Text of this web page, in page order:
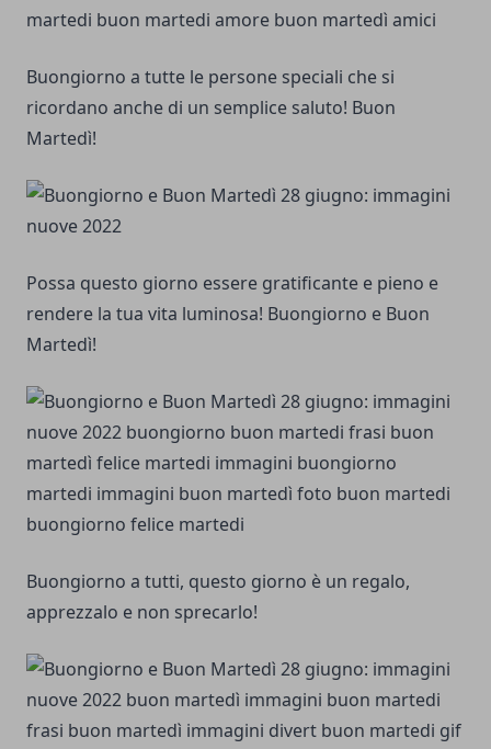
Buongiorno a tutte le persone speciali che si
ricordano anche di un semplice saluto! Buon
Martedì!
Possa questo giorno essere gratificante e pieno e
rendere la tua vita luminosa! Buongiorno e Buon
Martedì!
Buongiorno a tutti, questo giorno è un regalo,
apprezzalo e non sprecarlo!